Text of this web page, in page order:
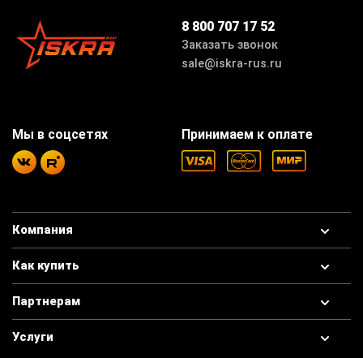
8 800 707 17 52
Заказать звонок
sale@iskra-rus.ru
Компания
Как купить
Партнерам
Услуги
Принимаем к оплате
Мы в соцсетях